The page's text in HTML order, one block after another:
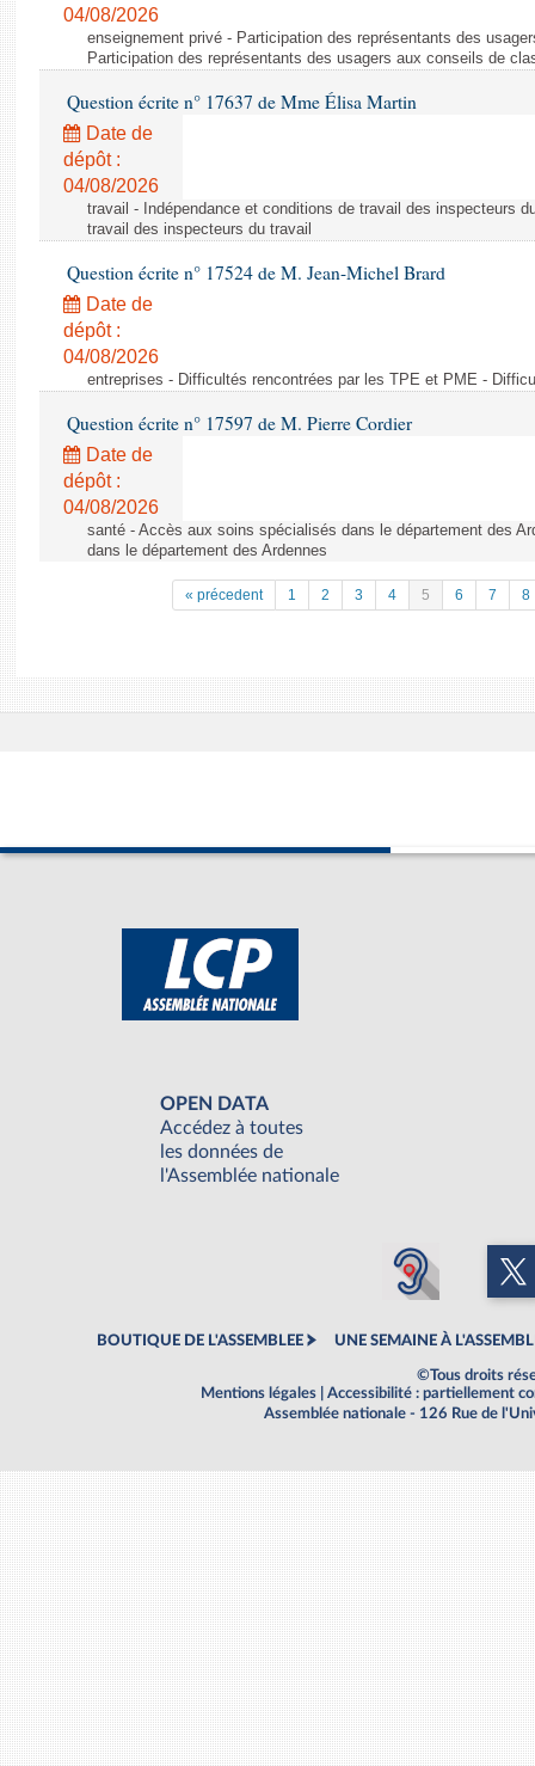
04/08/2026
enseignement privé - Participation des représentants des
Participation des représentants des usagers aux conseils de
Question écrite n° 17637 de Mme Élisa Martin
Date de
dépôt :
04/08/2026
travail - Indépendance et conditions de travail des inspecteurs
travail des inspecteurs du travail
Question écrite n° 17524 de M. Jean-Michel Brard
Date de
dépôt :
04/08/2026
entreprises - Difficultés rencontrées par les TPE et PME -
Question écrite n° 17597 de M. Pierre Cordier
Date de
dépôt :
04/08/2026
santé - Accès aux soins spécialisés dans le département des
dans le département des Ardennes
« précedent 1 2 3 4 5 6 7 8
OPEN DATA
Accédez à toutes
les données de
l'Assemblée nationale
BOUTIQUE DE L'ASSEMBLEE UNE SEMAINE À
©Tous droits
Mentions légales
Accessibilité : partiellement
Assemblée nationale - 126 Rue de